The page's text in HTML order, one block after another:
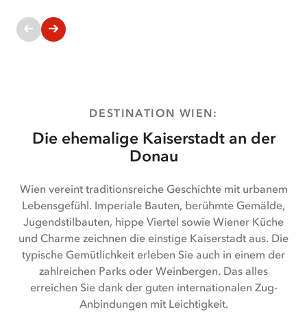
DESTINATION WIEN:
Die ehemalige Kaiserstadt an der
Donau
Wien vereint traditionsreiche Geschichte mit urbanem
Lebensgefühl. Imperiale Bauten, berühmte Gemälde,
Jugendstilbauten, hippe Viertel sowie Wiener Küche
und Charme zeichnen die einstige Kaiserstadt aus. Die
typische Gemütlichkeit erleben Sie auch in einem der
zahlreichen Parks oder Weinbergen. Das alles
erreichen Sie dank der guten internationalen Zug-
Anbindungen mit Leichtigkeit.